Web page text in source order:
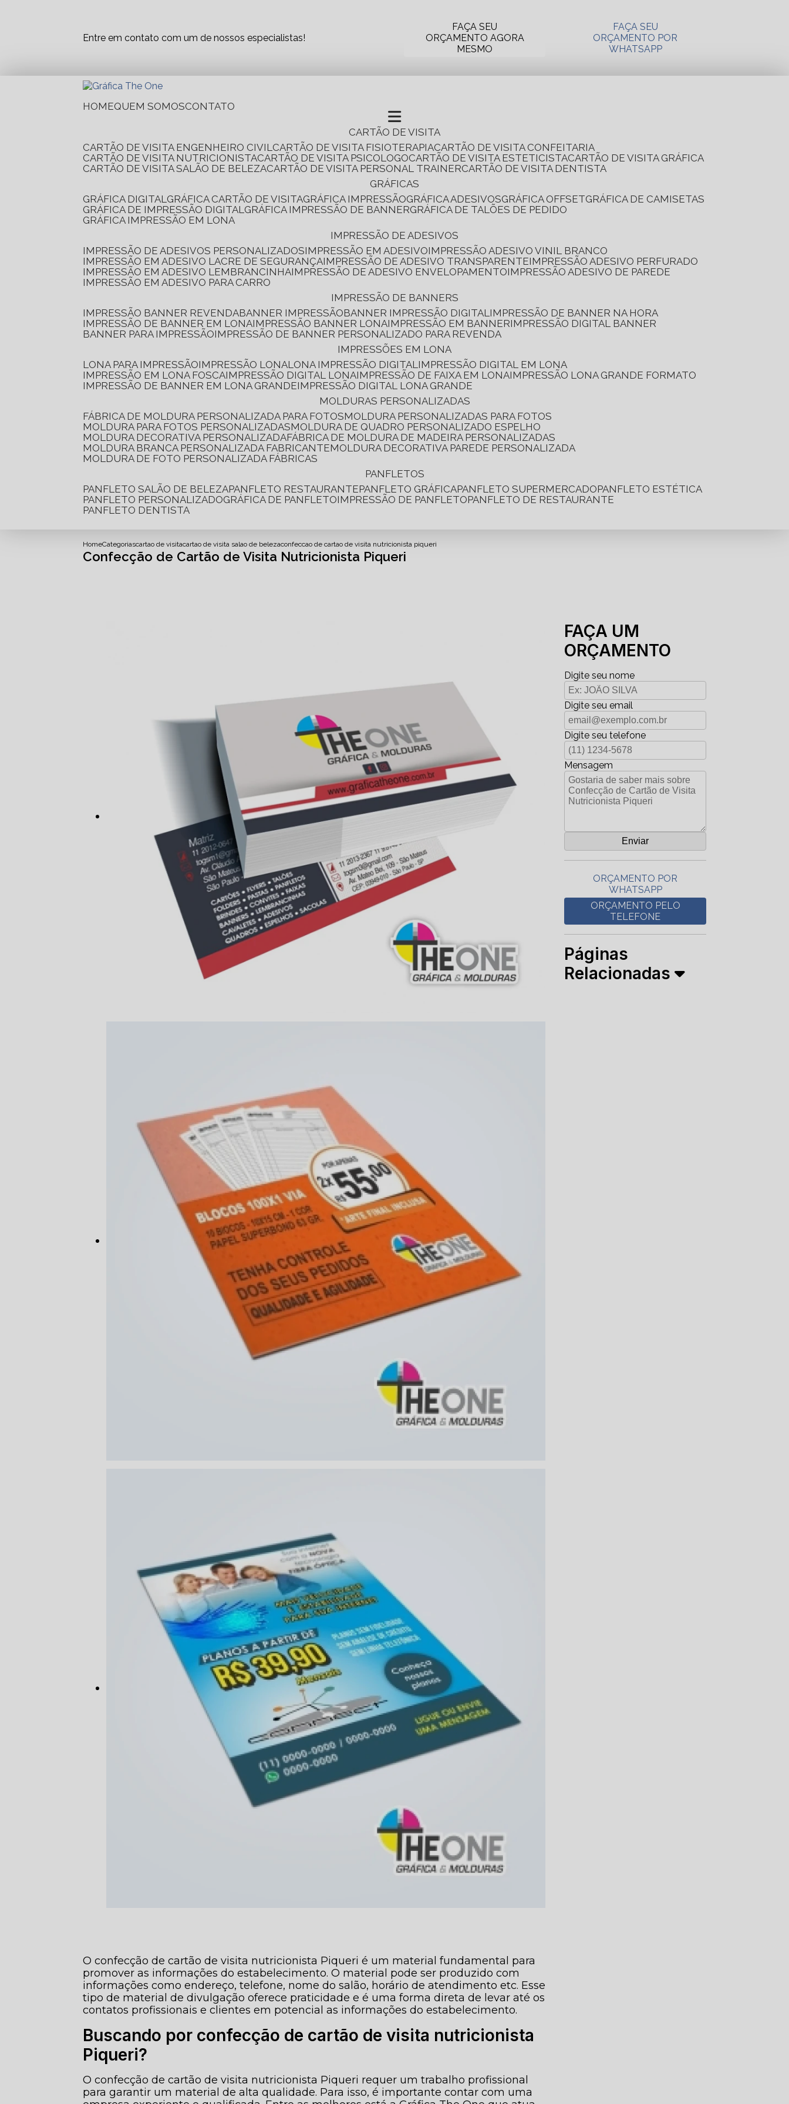
Entre em contato com um de nossos especialistas!
FAÇA SEU
ORÇAMENTO AGORA
MESMO
FAÇA SEU
ORÇAMENTO POR
WHATSAPP
HOME QUEM SOMOS CONTATO
CARTÃO DE VISITA
CARTÃO DE VISITA ENGENHEIRO CIVIL CARTÃO DE VISITA FISIOTERAPIA CARTÃO DE VISITA CONFEITARIA
CARTÃO DE VISITA NUTRICIONISTA CARTÃO DE VISITA PSICOLOGO CARTÃO DE VISITA ESTETICISTA CARTÃO DE VISITA GRÁFICA
CARTÃO DE VISITA SALÃO DE BELEZA CARTÃO DE VISITA PERSONAL TRAINER CARTÃO DE VISITA DENTISTA
GRÁFICAS
GRÁFICA DIGITAL
GRÁFICA CARTÃO DE VISITA GRÁFICA IMPRESSÃO GRÁFICA ADESIVOS GRÁFICA OFFSET
GRÁFICA DE CAMISETAS
GRÁFICA DE IMPRESSÃO DIGITAL
GRÁFICA IMPRESSÃO DE BANNER
GRÁFICA DE TALÕES DE PEDIDO
GRÁFICA IMPRESSÃO EM LONA
IMPRESSÃO DE ADESIVOS
IMPRESSÃO DE ADESIVOS PERSONALIZADOS IMPRESSÃO EM ADESIVO IMPRESSÃO ADESIVO VINIL BRANCO
IMPRESSÃO EM ADESIVO LACRE DE SEGURANÇA IMPRESSÃO DE ADESIVO TRANSPARENTE IMPRESSÃO ADESIVO PERFURADO
IMPRESSÃO EM ADESIVO LEMBRANCINHA IMPRESSÃO DE ADESIVO ENVELOPAMENTO IMPRESSÃO ADESIVO DE PAREDE
IMPRESSÃO EM ADESIVO PARA CARRO
IMPRESSÃO DE BANNERS
IMPRESSÃO BANNER REVENDA
BANNER IMPRESSÃO BANNER IMPRESSÃO DIGITAL IMPRESSÃO DE BANNER NA HORA
IMPRESSÃO DE BANNER EM LONA IMPRESSÃO BANNER LONA IMPRESSÃO EM BANNER IMPRESSÃO DIGITAL BANNER
BANNER PARA IMPRESSÃO IMPRESSÃO DE BANNER PERSONALIZADO PARA REVENDA
IMPRESSÕES EM LONA
LONA PARA IMPRESSÃO IMPRESSÃO LONA LONA IMPRESSÃO DIGITAL IMPRESSÃO DIGITAL EM LONA
IMPRESSÃO EM LONA FOSCA IMPRESSÃO DIGITAL LONA IMPRESSÃO DE FAIXA EM LONA IMPRESSÃO LONA GRANDE FORMATO
IMPRESSÃO DE BANNER EM LONA GRANDE IMPRESSÃO DIGITAL LONA GRANDE
MOLDURAS PERSONALIZADAS
FÁBRICA DE MOLDURA PERSONALIZADA PARA FOTOS
MOLDURA PERSONALIZADAS PARA FOTOS
MOLDURA PARA FOTOS PERSONALIZADAS
MOLDURA DE QUADRO PERSONALIZADO ESPELHO
MOLDURA DECORATIVA PERSONALIZADA FÁBRICA DE MOLDURA DE MADEIRA PERSONALIZADAS
MOLDURA BRANCA PERSONALIZADA FABRICANTE
MOLDURA DECORATIVA PAREDE PERSONALIZADA
MOLDURA DE FOTO PERSONALIZADA FÁBRICAS
PANFLETOS
PANFLETO SALÃO DE BELEZA PANFLETO RESTAURANTE PANFLETO GRÁFICA PANFLETO SUPERMERCADO PANFLETO ESTÉTICA
PANFLETO PERSONALIZADO
GRÁFICA DE PANFLETO IMPRESSÃO DE PANFLETO PANFLETO DE RESTAURANTE
PANFLETO DENTISTA
HomeCategoriascartao de visitacartao de visita salao de belezaconfeccao de cartao de visita nutricionista piqueri
Confecção de Cartão de Visita Nutricionista Piqueri
O confecção de cartão de visita nutricionista Piqueri é um material fundamental para
promover as informações do estabelecimento. O material pode ser produzido com
informações como endereço, telefone, nome do salão, horário de atendimento etc. Esse
tipo de material de divulgação oferece praticidade e é uma forma direta de levar até os
contatos profissionais e clientes em potencial as informações do estabelecimento.
Buscando por confecção de cartão de visita nutricionista
Piqueri?
O confecção de cartão de visita nutricionista Piqueri requer um trabalho profissional
para garantir um material de alta qualidade. Para isso, é importante contar com uma
FAÇA UM
ORÇAMENTO
Digite seu nome
Digite seu email
Digite seu telefone
Mensagem
ORÇAMENTO POR
WHATSAPP
ORÇAMENTO PELO
TELEFONE
Páginas
Relacionadas